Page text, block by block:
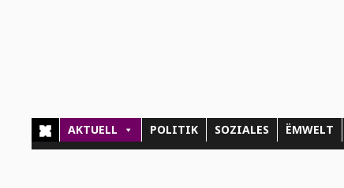
AKTUELL POLITIK SOZIALES ËMWELT